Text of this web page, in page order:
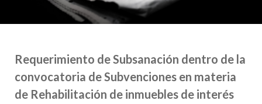
Requerimiento de Subsanación dentro de la
convocatoria de Subvenciones en materia
de Rehabilitación de inmuebles de interés